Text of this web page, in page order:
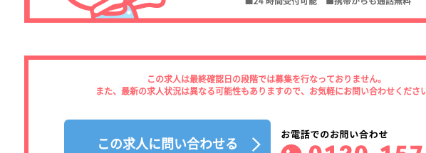
この求人は最終確認日の段階では募集を行なっておりません。
また、最新の求人状況は異なる可能性もありますので、お気軽にお問い合わせくださ
この求人に問い合わせる